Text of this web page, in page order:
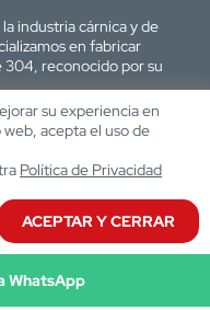
industria cárnica y de
en fabricar
304, reconocido por su
WhatsApp
su experiencia en
acepta el uso de
Política de Privacidad
ACEPTAR Y CERRAR